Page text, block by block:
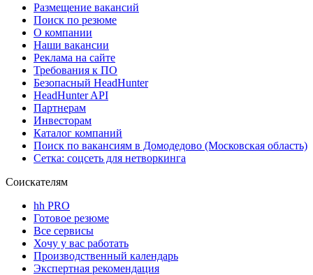
Размещение вакансий
Поиск по резюме
О компании
Наши вакансии
Реклама на сайте
Требования к ПО
Безопасный HeadHunter
HeadHunter API
Партнерам
Инвесторам
Каталог компаний
Поиск по вакансиям в Домодедово (Московская область)
Сетка: соцсеть для нетворкинга
Соискателям
hh PRO
Готовое резюме
Все сервисы
Хочу у вас работать
Производственный календарь
Экспертная рекомендация